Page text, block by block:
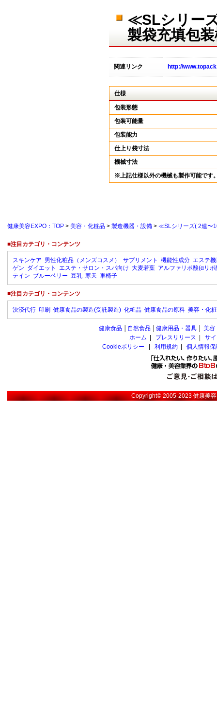
≪SLシリー
製袋充填包
関連リンク http://
仕様
包装形態
包装可能量
包装能力
仕上り袋寸法
機械寸法
※上記仕様以外の機械も製作可能です
健康美容EXPO：TOP > 美容・化粧品 > 製造機器・設備 > ≪SLシリーズ( 2連〜
■注目カテゴリ・コンテンツ
スキンケア 男性化粧品（メンズコスメ） サプリメント 機能性成分 エステ
ゲン ダイエット エステ・サロン・スパ向け 大麦若葉 アルファリポ酸(αリポ
テイン ブルーベリー 豆乳 寒天 車椅子
■注目カテゴリ・コンテンツ
決済代行 印刷 健康食品の製造(受託製造) 化粧品 健康食品の原料 美容・化
健康食品 自然食品 健康用品・器具 美容
ホーム
プレスリリース
サ
Cookieポリシー
利用規約 個人情報
Copyright© 2005-2023健康美